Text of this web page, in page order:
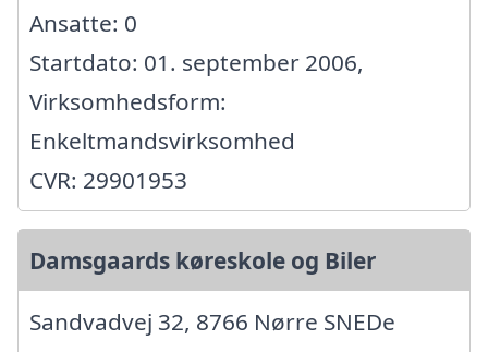
Ansatte: 0
Startdato: 01. september 2006,
Virksomhedsform:
Enkeltmandsvirksomhed
CVR: 29901953
Damsgaards køreskole og Biler
Sandvadvej 32, 8766 Nørre SNEDe